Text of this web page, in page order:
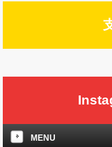
MENU